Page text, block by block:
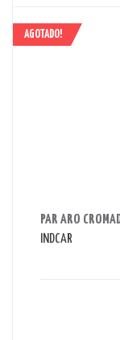
AGOTADO!
PAR ARO
INDCAR